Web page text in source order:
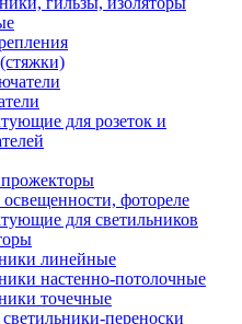
для розеток и
фотореле
для светильников
линейные
настенно-потолочные
точечные
переноски